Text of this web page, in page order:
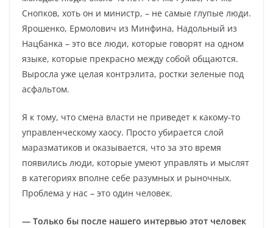
Снопков, хоть он и министр, – не самые глупые люди.
Ярошенко, Ермолович из Минфина, Надольный из
Нацбанка – это все люди, которые говорят на одном
языке, которые прекрасно между собой общаются.
Выросла уже целая контрэлита, ростки зеленые под
асфальтом.
Я к тому, что смена власти не приведет к какому-то
управленческому хаосу. Просто убирается слой
маразматиков и оказывается, что за это время
появились люди, которые умеют управлять и мыслят
в категориях вполне себе разумных и рыночных.
Проблема у нас – это один человек.
— Только бы после нашего интервью этот человек